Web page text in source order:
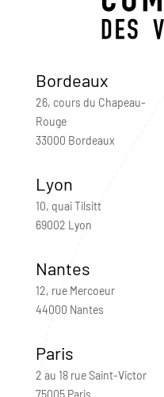
Bordeaux
26, cours du Chapeau-
Rouge
33000 Bordeaux
Lyon
10, quai Tilsitt
69002 Lyon
Nantes
12, rue Mercoeur
44000 Nantes
Paris
2 au 18 rue Saint-Victor
75005 Paris